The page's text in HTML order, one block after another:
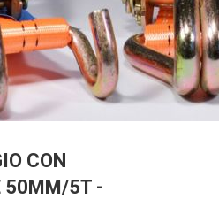
CON
50MM/5T -